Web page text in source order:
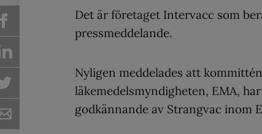
Det är företaget Intervacc som
pressmeddelande.
Nyligen meddelades att
läkemedelsmyndigheten, EMA,
godkännande av Strangvac inom